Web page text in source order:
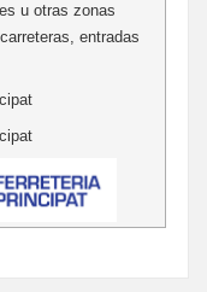
u otras zonas
entradas